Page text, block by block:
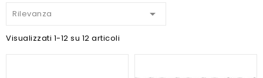
Rilevanza 
Visualizzati 1-12 su 12 articoli